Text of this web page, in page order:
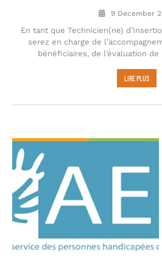
9 December
En tant que Technicien(ne)
serez en charge de
bénéficiaires, de l’évaluation
LIRE PLUS